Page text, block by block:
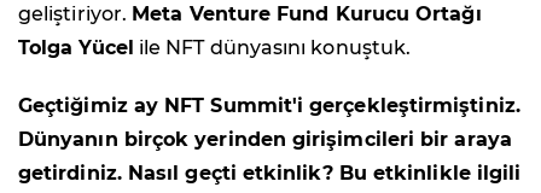
geliştiriyor. Meta Venture Fund Kurucu Ortağı
Tolga Yücel ile NFT dünyasını konuştuk.
Geçtiğimiz ay NFT Summit'i gerçekleştirmiştiniz.
Dünyanın birçok yerinden girişimcileri bir araya
getirdiniz. Nasıl geçti etkinlik? Bu etkinlikle ilgili